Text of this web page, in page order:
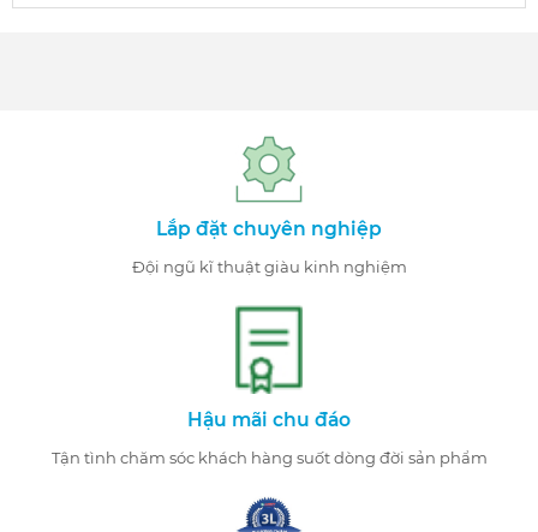
Lắp đặt chuyên nghiệp
Đội ngũ kĩ thuật giàu kinh nghiệm
Hậu mãi chu đáo
Tận tình chăm sóc khách hàng suốt dòng đời sản phẩm